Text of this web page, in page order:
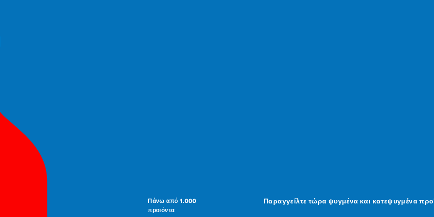
Πάνω από 1.000
προϊόντα
Παραγγείλτε τώρα ψυγμένα και κατεψυγμένα